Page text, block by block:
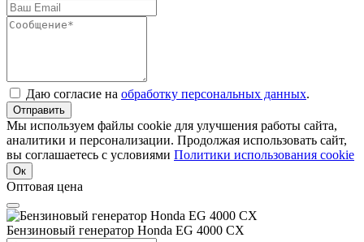
Даю согласие на обработку персональных данных.
Отправить
Мы используем файлы cookie для улучшения работы сайта,
аналитики и персонализации. Продолжая использовать сайт,
вы соглашаетесь с условиями Политики использования cookie
Ок
Оптовая цена
Бензиновый генератор Honda EG 4000 CX